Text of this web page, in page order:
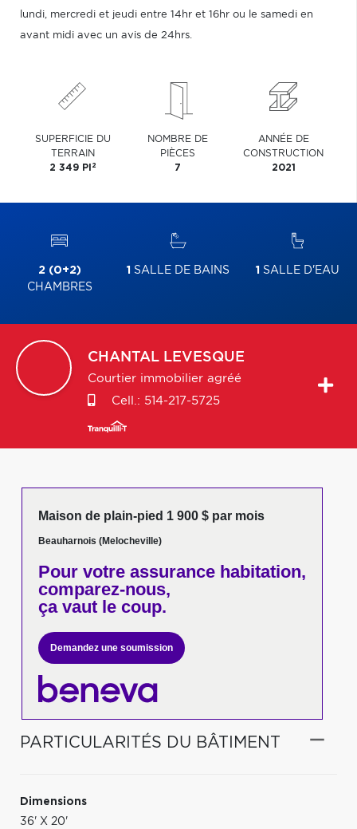
lundi, mercredi et jeudi entre 14hr et 16hr ou le samedi en
avant midi avec un avis de 24hrs.
SUPERFICIE DU
TERRAIN
2 349 PI 2
NOMBRE DE
PIÈCES
7
ANNÉE DE
CONSTRUCTION
2021
2 (0+2)
CHAMBRES
1 SALLE DE BAINS 1 SALLE D'EAU
CHANTAL LEVESQUE
Courtier immobilier agréé
Cell.: 514-217-5725
Maison de plain-pied 1 900 $ par mois
Beauharnois (Melocheville)
Pour votreassurance habitation,
comparez-nous,
ça vaut le coup.
Demandez une soumission
PARTICULARITÉS DU BÂTIMENT
Dimensions
36' X 20'